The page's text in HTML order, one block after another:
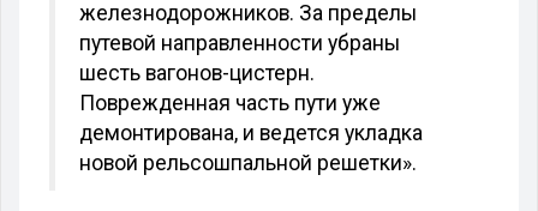
железнодорожников. За пределы
путевой направленности убраны
шесть вагонов-цистерн.
Поврежденная часть пути уже
демонтирована, и ведется укладка
новой рельсошпальной решетки».